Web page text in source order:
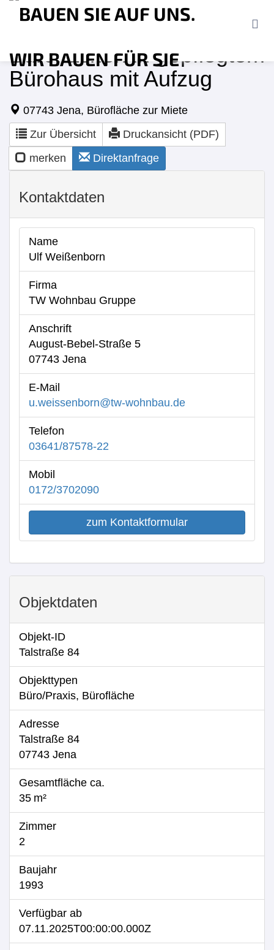
Büroflächen in gepflegtem
Bürohaus mit Aufzug
07743 Jena, Bürofläche zur Miete
Zur Übersicht
Druckansicht (PDF)
merken
Direktanfrage
Kontaktdaten
Name
Ulf Weißenborn
Firma
TW Wohnbau Gruppe
Anschrift
August-Bebel-Straße 5
07743 Jena
E-Mail
u.weissenborn@tw-wohnbau.de
Telefon
03641/87578-22
Mobil
0172/3702090
zum Kontaktformular
Objektdaten
Objekt-ID
Talstraße 84
Objekttypen
Büro/Praxis, Bürofläche
Adresse
Talstraße 84
07743 Jena
Gesamtfläche ca.
35 m²
Zimmer
2
Baujahr
1993
Verfügbar ab
07.11.2025T00:00:00.000Z